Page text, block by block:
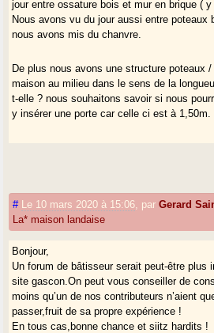
jour entre ossature bois et mur en brique (
Nous avons vu du jour aussi entre poteaux
nous avons mis du chanvre.
De plus nous avons une structure poteaux
maison au milieu dans le sens de la
t-elle ? nous souhaitons savoir si nous
y insérer une porte car celle ci est à 1,50m.
# Le 10 mars 2020 à 15:06 parGerard
La* maison landaise
Bonjour,
Un forum de bâtisseur serait peut-être plus
site gascon.On peut vous conseiller de
moins qu’un de nos contributeurs n’aient
passer,fruit de sa propre expérience !
En tous cas,bonne chance et siitz hardits !